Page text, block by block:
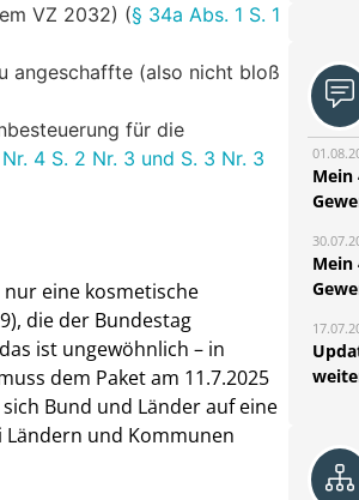
VZ 2032) (§ 34a Abs. 1 S. 1
angeschaffte (also nicht bloß
für die
4 S. 2 Nr. 3 und S. 3 Nr. 3
eine kosmetische
die der Bundestag
ist ungewöhnlich­ – in
dem Paket am 11.7.2025
Bund und Länder auf eine
und Kommunen
Mein
Mein